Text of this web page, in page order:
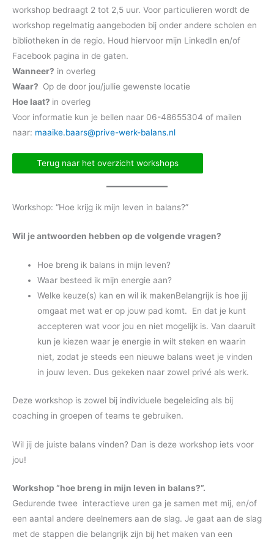
workshop bedraagt 2 tot 2,5 uur. Voor particulieren wordt de
workshop regelmatig aangeboden bij onder andere scholen en
bibliotheken in de regio. Houd hiervoor mijn LinkedIn en/of
Facebook pagina in de gaten.
Wanneer? in overleg
Waar? Op de door jou/jullie gewenste locatie
Hoe laat? in overleg
Voor informatie kun je bellen naar 06-48655304 of mailen
naar: maaike.baars@prive-werk-balans.nl
Terug naar het overzicht workshops
Workshop: “Hoe krijg ik mijn leven in balans?”
Wil je antwoorden hebben op de volgende vragen?
Hoe breng ik balans in mijn leven?
Waar besteed ik mijn energie aan?
Welke keuze(s) kan en wil ik makenBelangrijk is hoe jij
omgaat met wat er op jouw pad komt. En dat je kunt
accepteren wat voor jou en niet mogelijk is. Van daaruit
kun je kiezen waar je energie in wilt steken en waarin
niet, zodat je steeds een nieuwe balans weet je vinden
in jouw leven. Dus gekeken naar zowel privé als werk.
Deze workshop is zowel bij individuele begeleiding als bij
coaching in groepen of teams te gebruiken.
Wil jij de juiste balans vinden? Dan is deze workshop iets voor
jou!
Workshop “hoe breng in mijn leven in balans?”.
Gedurende twee interactieve uren ga je samen met mij, en/of
een aantal andere deelnemers aan de slag. Je gaat aan de slag
met de stappen die belangrijk zijn bij het maken van een